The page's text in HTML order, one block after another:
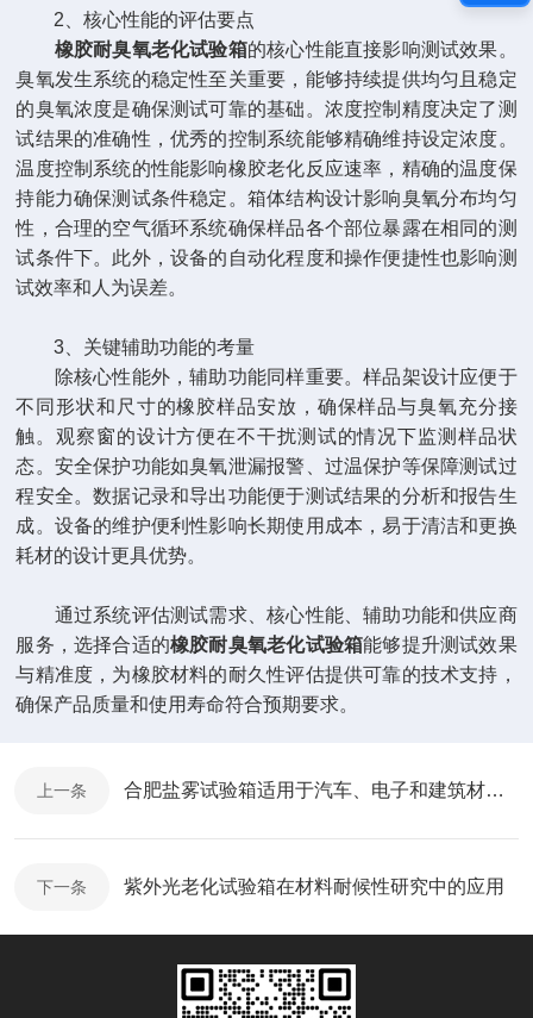
2、核心性能的评估要点
橡胶耐臭氧老化试验箱的核心性能直接影响测试效果。
臭氧发生系统的稳定性至关重要，能够持续提供均匀且稳定
的臭氧浓度是确保测试可靠的基础。浓度控制精度决定了测
试结果的准确性，优秀的控制系统能够精确维持设定浓度。
温度控制系统的性能影响橡胶老化反应速率，精确的温度保
持能力确保测试条件稳定。箱体结构设计影响臭氧分布均匀
性，合理的空气循环系统确保样品各个部位暴露在相同的测
试条件下。此外，设备的自动化程度和操作便捷性也影响测
试效率和人为误差。
3、关键辅助功能的考量
除核心性能外，辅助功能同样重要。样品架设计应便于
不同形状和尺寸的橡胶样品安放，确保样品与臭氧充分接
触。观察窗的设计方便在不干扰测试的情况下监测样品状
态。安全保护功能如臭氧泄漏报警、过温保护等保障测试过
程安全。数据记录和导出功能便于测试结果的分析和报告生
成。设备的维护便利性影响长期使用成本，易于清洁和更换
耗材的设计更具优势。
通过系统评估测试需求、核心性能、辅助功能和供应商
服务，选择合适的橡胶耐臭氧老化试验箱能够提升测试效果
与精准度，为橡胶材料的耐久性评估提供可靠的技术支持，
确保产品质量和使用寿命符合预期要求。
上一条 合肥盐雾试验箱适用于汽车、电子和建筑材料的盐雾腐蚀测试
下一条 紫外光老化试验箱在材料耐候性研究中的应用